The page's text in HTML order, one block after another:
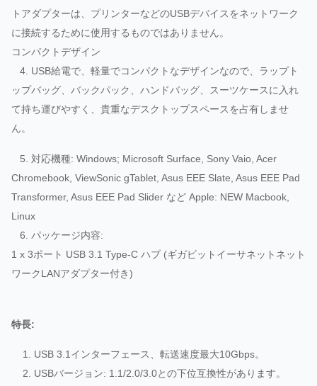
トアダプターは、プリンターなどのUSBデバイスをネットワーク
に接続するために使用するものではありません。
コンパクトデザイン
4. USB給電で、軽量でコンパクトなデザインなので、ラップト
ップバッグ、バックパック、ハンドバッグ、スーツケースに入れ
て持ち運びやすく、貴重なデスクトップスペースを占有しませ
ん。
5. 対応機種: Windows; Microsoft Surface, Sony Vaio, Acer
Chromebook, ViewSonic gTablet, Asus EEE Slate, Asus EEE Pad
Transformer, Asus EEE Pad Slider など Apple: NEW Macbook,
Linux
6. パッケージ内容:
1 x 3ポート USB 3.1 Type-C ハブ (ギガビットイーサネットネット
ワークLANアダプター付き)
特長:
1. USB 3.1インターフェース、転送速度最大10Gbps。
2. USBバージョン: 1.1/2.0/3.0との下位互換性があります。